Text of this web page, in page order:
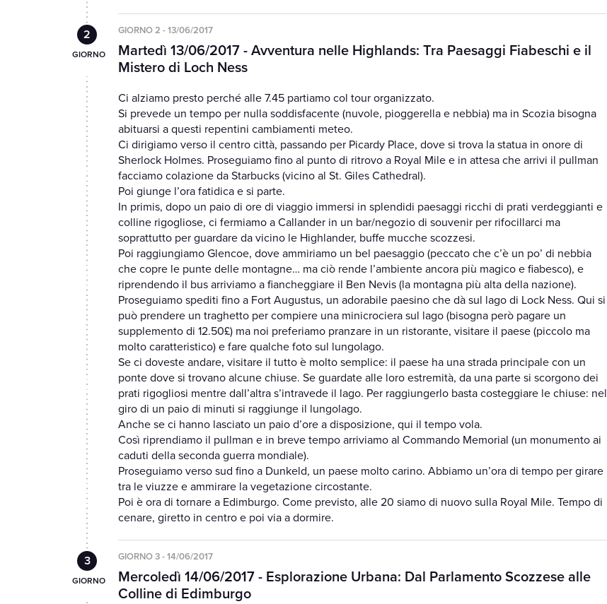
GIORNO 2 - 13/06/2017
Martedì 13/06/2017 - Avventura nelle Highlands: Tra Paesaggi Fiabeschi e il
Mistero di Loch Ness
Ci alziamo presto perché alle 7.45 partiamo col tour organizzato.
Si prevede un tempo per nulla soddisfacente (nuvole, pioggerella e nebbia) ma in Scozia bisogna
abituarsi a questi repentini cambiamenti meteo.
Ci dirigiamo verso il centro città, passando per Picardy Place, dove si trova la statua in onore di
Sherlock Holmes. Proseguiamo fino al punto di ritrovo a Royal Mile e in attesa che arrivi il pullman
facciamo colazione da Starbucks (vicino al St. Giles Cathedral).
Poi giunge l’ora fatidica e si parte.
In primis, dopo un paio di ore di viaggio immersi in splendidi paesaggi ricchi di prati verdeggianti e
colline rigogliose, ci fermiamo a Callander in un bar/negozio di souvenir per rifocillarci ma
soprattutto per guardare da vicino le Highlander, buffe mucche scozzesi.
Poi raggiungiamo Glencoe, dove ammiriamo un bel paesaggio (peccato che c’è un po’ di nebbia
che copre le punte delle montagne… ma ciò rende l’ambiente ancora più magico e fiabesco), e
riprendendo il bus arriviamo a fiancheggiare il Ben Nevis (la montagna più alta della nazione).
Proseguiamo spediti fino a Fort Augustus, un adorabile paesino che dà sul lago di Lock Ness. Qui si
può prendere un traghetto per compiere una minicrociera sul lago (bisogna però pagare un
supplemento di 12.50£) ma noi preferiamo pranzare in un ristorante, visitare il paese (piccolo ma
molto caratteristico) e fare qualche foto sul lungolago.
Se ci doveste andare, visitare il tutto è molto semplice: il paese ha una strada principale con un
ponte dove si trovano alcune chiuse. Se guardate alle loro estremità, da una parte si scorgono dei
prati rigogliosi mentre dall’altra s’intravede il lago. Per raggiungerlo basta costeggiare le chiuse: nel
giro di un paio di minuti si raggiunge il lungolago.
Anche se ci hanno lasciato un paio d’ore a disposizione, qui il tempo vola.
Così riprendiamo il pullman e in breve tempo arriviamo al Commando Memorial (un monumento ai
caduti della seconda guerra mondiale).
Proseguiamo verso sud fino a Dunkeld, un paese molto carino. Abbiamo un’ora di tempo per girare
tra le viuzze e ammirare la vegetazione circostante.
Poi è ora di tornare a Edimburgo. Come previsto, alle 20 siamo di nuovo sulla Royal Mile. Tempo di
cenare, giretto in centro e poi via a dormire.
GIORNO 3 - 14/06/2017
Mercoledì 14/06/2017 - Esplorazione Urbana: Dal Parlamento Scozzese alle
Colline di Edimburgo